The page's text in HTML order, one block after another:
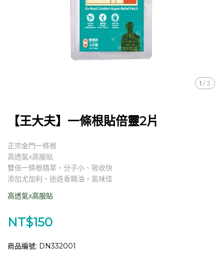
1 / 3
【王大夫】一條根貼倍靈2片
正宗金門一條根
高透氣x高服貼
雙倍一條根精萃，分子小、吸收快
添加尤加利、迷迭香精油，氣味佳
高透氣x高服貼
NT$150
商品編號: DN332001